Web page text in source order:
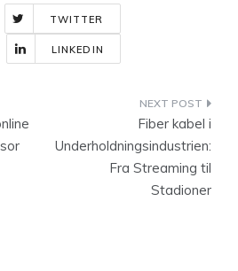
TWITTER
LINKEDIN
Fiber kabel i
Underholdningsindustrien:
Fra Streaming til
Stadioner